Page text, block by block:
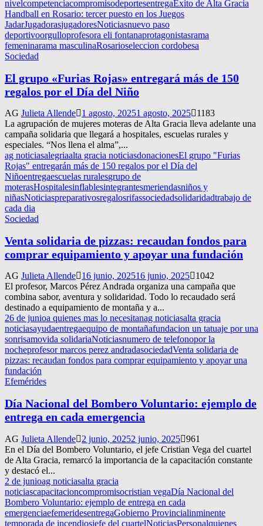
nivelcompetenciacompromisodeportesentregaÉxito de Alta Gracia
Handball en Rosario: tercer puesto en los Juegos
JadarJugadorasjugadoresNoticiasnuevo paso
deportivoorgulloprofesora eli fontanaprotagonistasrama
femeninarama masculinaRosarioseleccion cordobesa
Sociedad
El grupo «Furias Rojas» entregará más de 150
regalos por el Día del Niño
AG Julieta Allende 1 agosto, 20251 agosto, 2025
1183
La agrupación de mujeres moteras de Alta Gracia lleva adelante una
campaña solidaria que llegará a hospitales, escuelas rurales y
especiales. “Nos llena el alma”,...
ag noticiasalegriaalta gracia noticiasdonacionesEl grupo "Furias
Rojas" entregarán más de 150 regalos por el Día del
Niñoentregaescuelas ruralesgrupo de
moterasHospitalesinflablesintegrantesmeriendasniños y
niñasNoticiaspreparativosregalosrifassociedadsolidaridadtrabajo de
cada dia
Sociedad
Venta solidaria de pizzas: recaudan fondos para
comprar equipamiento y apoyar una fundación
AG Julieta Allende 16 junio, 202516 junio, 2025
1042
El profesor, Marcos Pérez Andrada organiza una campaña que
combina sabor, aventura y solidaridad. Todo lo recaudado será
destinado a equipamiento de montaña y a...
26 de junioa quienes mas lo necesitanag noticiasalta gracia
noticiasayudaentregaequipo de montañafundacion un tatuaje por una
sonrisamovida solidariaNoticiasnumero de telefonopor la
nocheprofesor marcos perez andradasociedadVenta solidaria de
pizzas: recaudan fondos para comprar equipamiento y apoyar una
fundación
Efemérides
Día Nacional del Bombero Voluntario: ejemplo de
entrega en cada emergencia
AG Julieta Allende 2 junio, 20252 junio, 2025 961
En el Día del Bombero Voluntario, el jefe Cristian Vega del cuartel
de Alta Gracia, remarcó la importancia de la capacitación constante
y destacó el...
2 de junioag noticiasalta gracia
noticiascapacitacioncompromisocristian vegaDía Nacional del
Bombero Voluntario: ejemplo de entrega en cada
emergenciaefemeridesentregaGobierno Provincialinminente
temporada de incendiosjefe del cuartelNoticiasPersonalquienes